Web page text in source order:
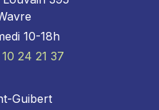
10-18h
24 21 37
Guibert